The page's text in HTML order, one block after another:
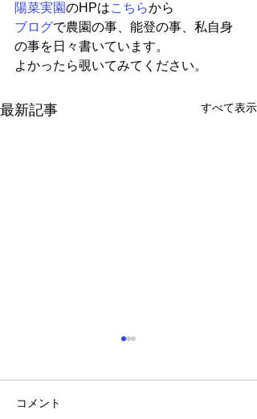
陽菜実園のHPはこちらから
ブログで農園の事、能登の事、私自身
の事を日々書いています。
よかったら覗いてみてください。
最新記事 すべて表示
コメント